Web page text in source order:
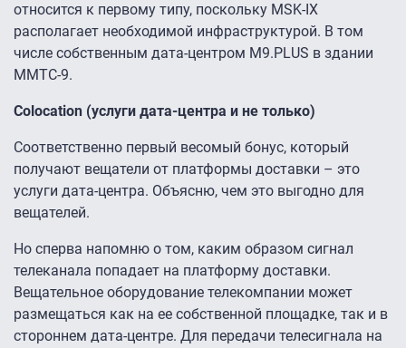
относится к первому типу, поскольку MSK-IX
располагает необходимой инфраструктурой. В том
числе собственным дата-центром М9.PLUS в здании
ММТС-9.
Colocation (услуги дата-центра и не только)
Соответственно первый весомый бонус, который
получают вещатели от платформы доставки – это
услуги дата-центра. Объясню, чем это выгодно для
вещателей.
Но сперва напомню о том, каким образом сигнал
телеканала попадает на платформу доставки.
Вещательное оборудование телекомпании может
размещаться как на ее собственной площадке, так и в
стороннем дата-центре. Для передачи телесигнала на